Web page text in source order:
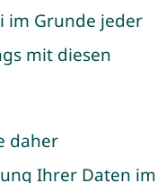
im Grunde jeder
mit diesen
daher
Ihrer Daten im